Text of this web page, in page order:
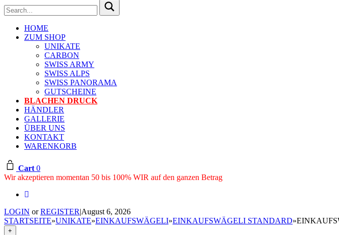
HOME
ZUM SHOP
UNIKATE
CARBON
SWISS ARMY
SWISS ALPS
SWISS PANORAMA
GUTSCHEINE
BLACHEN DRUCK
HÄNDLER
GALLERIE
ÜBER UNS
KONTAKT
WARENKORB
Cart 0
Wir akzeptieren momentan 50 bis 100% WIR auf den ganzen Betrag
LOGIN orREGISTER|August 6, 2026
STARTSEITE»UNIKATE»EINKAUFSWÄGELI»EINKAUFSWÄGELI STANDARD»
+